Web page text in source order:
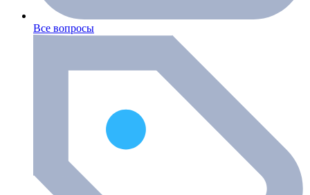
Все вопросы